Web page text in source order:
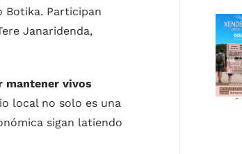
Botika. Participan
Janaridenda,
mantener vivos
local no solo es una
sigan latiendo